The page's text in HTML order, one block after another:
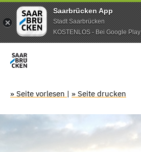
Saarbrücken App
Stadt Saarbrücken
KOSTENLOS - Bei Google Play
» Seite vorlesen | » Seite drucken